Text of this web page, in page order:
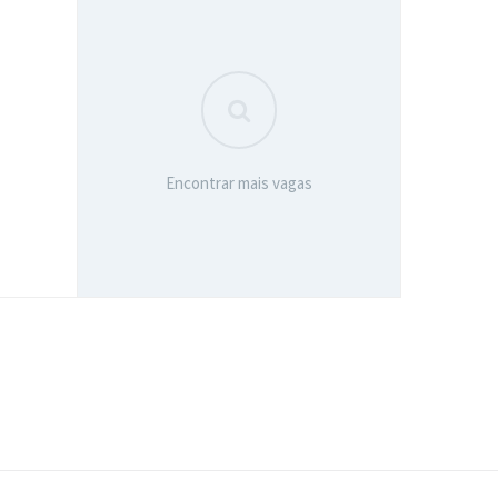
Encontrar mais vagas